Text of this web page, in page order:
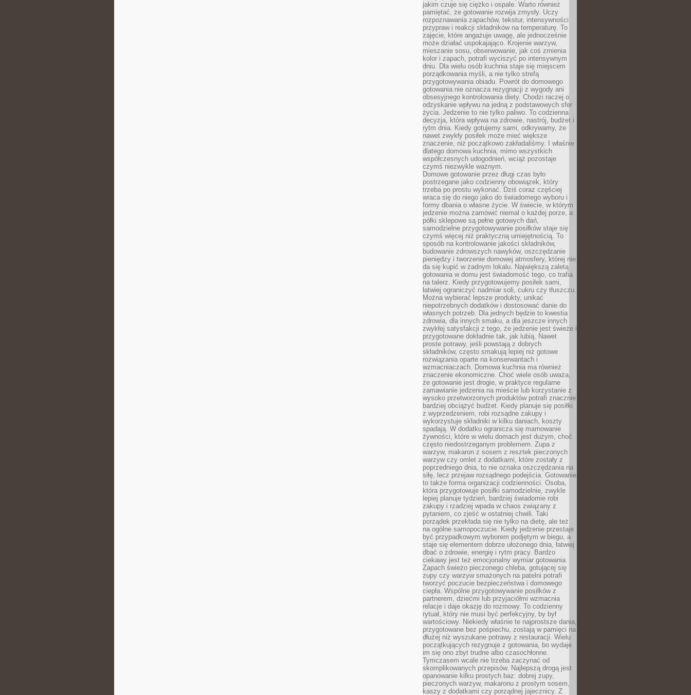
jakim czuje się ciężko i ospale. Warto również
pamiętać, że gotowanie rozwija zmysły. Uczy
rozpoznawania zapachów, tekstur, intensywności
przypraw i reakcji składników na temperaturę. To
zajęcie, które angażuje uwagę, ale jednocześnie
może działać uspokajająco. Krojenie warzyw,
mieszanie sosu, obserwowanie, jak coś zmienia
kolor i zapach, potrafi wyciszyć po intensywnym
dniu. Dla wielu osób kuchnia staje się miejscem
porządkowania myśli, a nie tylko strefą
przygotowywania obiadu. Powrót do domowego
gotowania nie oznacza rezygnacji z wygody ani
obsesyjnego kontrolowania diety. Chodzi raczej o
odzyskanie wpływu na jedną z podstawowych sfer
życia. Jedzenie to nie tylko paliwo. To codzienna
decyzja, która wpływa na zdrowie, nastrój, budżet i
rytm dnia. Kiedy gotujemy sami, odkrywamy, że
nawet zwykły posiłek może mieć większe
znaczenie, niż początkowo zakładaliśmy. I właśnie
dlatego domowa kuchnia, mimo wszystkich
współczesnych udogodnień, wciąż pozostaje
czymś niezwykle ważnym.
Domowe gotowanie przez długi czas było
postrzegane jako codzienny obowiązek, który
trzeba po prostu wykonać. Dziś coraz częściej
wraca się do niego jako do świadomego wyboru i
formy dbania o własne życie. W świecie, w którym
jedzenie można zamówić niemal o każdej porze, a
półki sklepowe są pełne gotowych dań,
samodzielne przygotowywanie posiłków staje się
czymś więcej niż praktyczną umiejętnością. To
sposób na kontrolowanie jakości składników,
budowanie zdrowszych nawyków, oszczędzanie
pieniędzy i tworzenie domowej atmosfery, której nie
da się kupić w żadnym lokalu. Największą zaletą
gotowania w domu jest świadomość tego, co trafia
na talerz. Kiedy przygotowujemy posiłek sami,
łatwiej ograniczyć nadmiar soli, cukru czy tłuszczu.
Można wybierać lepsze produkty, unikać
niepotrzebnych dodatków i dostosować danie do
własnych potrzeb. Dla jednych będzie to kwestia
zdrowia, dla innych smaku, a dla jeszcze innych
zwykłej satysfakcji z tego, że jedzenie jest świeże i
przygotowane dokładnie tak, jak lubią. Nawet
proste potrawy, jeśli powstają z dobrych
składników, często smakują lepiej niż gotowe
rozwiązania oparte na konserwantach i
wzmacniaczach. Domowa kuchnia ma również
znaczenie ekonomiczne. Choć wiele osób uważa,
że gotowanie jest drogie, w praktyce regularne
zamawianie jedzenia na mieście lub korzystanie z
wysoko przetworzonych produktów potrafi znacznie
bardziej obciążyć budżet. Kiedy planuje się posiłki
z wyprzedzeniem, robi rozsądne zakupy i
wykorzystuje składniki w kilku daniach, koszty
spadają. W dodatku ogranicza się marnowanie
żywności, które w wielu domach jest dużym, choć
często niedostrzeganym problemem. Zupa z
warzyw, makaron z sosem z resztek pieczonych
warzyw czy omlet z dodatkami, które zostały z
poprzedniego dnia, to nie oznaka oszczędzania na
siłę, lecz przejaw rozsądnego podejścia. Gotowanie
to także forma organizacji codzienności. Osoba,
która przygotowuje posiłki samodzielnie, zwykle
lepiej planuje tydzień, bardziej świadomie robi
zakupy i rzadziej wpada w chaos związany z
pytaniem, co zjeść w ostatniej chwili. Taki
porządek przekłada się nie tylko na dietę, ale też
na ogólne samopoczucie. Kiedy jedzenie przestaje
być przypadkowym wyborem podjętym w biegu, a
staje się elementem dobrze ułożonego dnia, łatwiej
dbać o zdrowie, energię i rytm pracy. Bardzo
ciekawy jest też emocjonalny wymiar gotowania.
Zapach świeżo pieczonego chleba, gotującej się
zupy czy warzyw smażonych na patelni potrafi
tworzyć poczucie bezpieczeństwa i domowego
ciepła. Wspólne przygotowywanie posiłków z
partnerem, dziećmi lub przyjaciółmi wzmacnia
relacje i daje okazję do rozmowy. To codzienny
rytuał, który nie musi być perfekcyjny, by był
wartościowy. Niekiedy właśnie te najprostsze dania,
przygotowane bez pośpiechu, zostają w pamięci na
dłużej niż wyszukane potrawy z restauracji. Wielu
początkujących rezygnuje z gotowania, bo wydaje
im się ono zbyt trudne albo czasochłonne.
Tymczasem wcale nie trzeba zaczynać od
skomplikowanych przepisów. Najlepszą drogą jest
opanowanie kilku prostych baz: dobrej zupy,
pieczonych warzyw, makaronu z prostym sosem,
kaszy z dodatkami czy porządnej jajecznicy. Z